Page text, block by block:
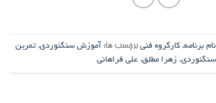
برنامه,کارگروه فنی برچسب ها: آموزش سنگنوردی,تمرین
سنگنوردی, زهرا مطلق,علی فراهانی